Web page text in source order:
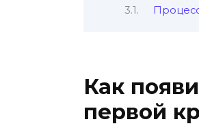
Как
первой